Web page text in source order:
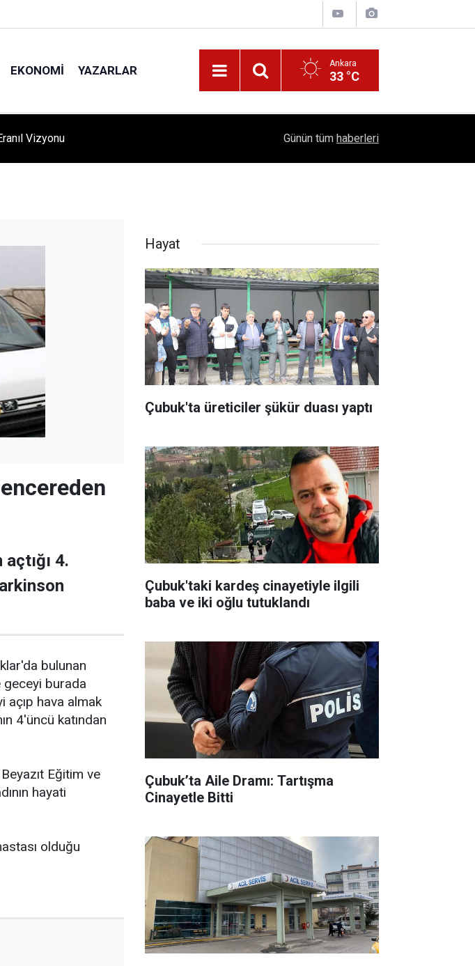
EKONOMI YAZARLAR Ankara
33 °C
Kursiyerler Gönüllerince Eğlendi! 1504 Kep, Tek Bir Hedef: Bilim Kenti Çubuk
Günün tüm haberleri
4.
bulunan
geceyi burada
açıp hava almak
4'üncü katından
Eğitim ve
hayati
olduğu
Hayat
Çubuk'ta üreticiler şükür duası yaptı
Çubuk'taki kardeş cinayetiyle ilgili
baba ve iki oğlu tutuklandı
Çubuk’ta Aile Dramı: Tartışma
Cinayetle Bitti